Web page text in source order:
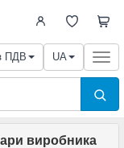
ПДВ UA
виробника